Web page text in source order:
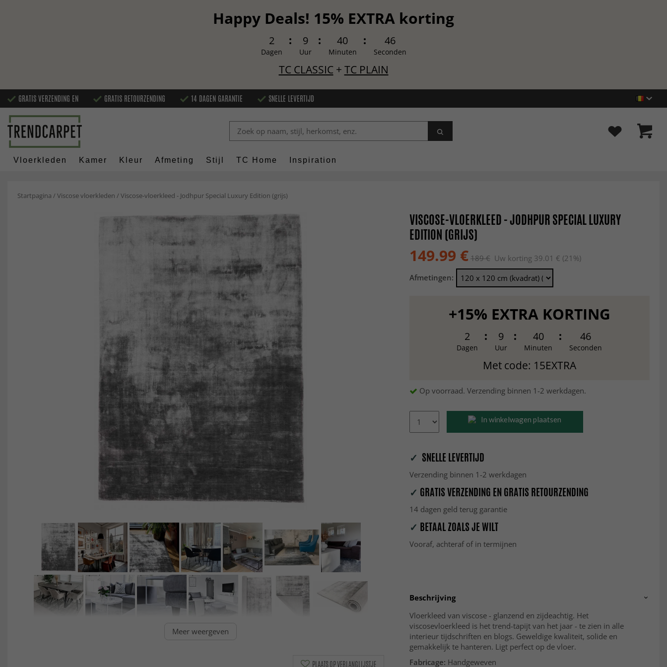
Happy Deals! 15% EXTRA korting
2
Dagen
9
Uur
40
Minuten
45
Seconden
TC CLASSIC+ TC PLAIN
GRATIS VERZENDING EN GRATIS RETOURZENDING 14 DAGEN GARANTIE SNELLE LEVERTIJD
Vloerkleden Kamer Kleur Afmeting Stijl TC Home Inspiration
Startpagina /Viscose vloerkleden /Viscose-vloerkleed - Jodhpur Special Luxury Edition (grijs)
Meer weergeven
VISCOSE-VLOERKLEED - JODHPUR SPECIAL LUXURY
EDITION (GRIJS)
149.99 € 189 €Uw korting 39.01 € (21%)
Afmetingen:
+15% EXTRA KORTING
2
Dagen
9
Uur
40
Minuten
45
Seconden
Met code: 15EXTRA
Op voorraad. Verzending binnen 1-2 werkdagen.
In winkelwagen plaatsen
✓ SNELLE LEVERTIJD
Verzending binnen 1-2 werkdagen
✓ GRATIS VERZENDING EN GRATIS RETOURZENDING
14 dagen geld terug garantie
✓ BETAAL ZOALS JE WILT
Vooraf, achteraf of in termijnen
Beschrijving
Vloerkleed van viscose - glanzend en zijdeachtig. Het
viscosevloerkleed is het trend-tapijt van het jaar - te zien in alle
interieur tijdschriften en blogs. Geweldige kwaliteit, solide en
gemakkelijk te hanteren. Ligt perfect op de vloer.
Fabricage: Handgeweven
PLAATS OP VERLANGLIJSTJE